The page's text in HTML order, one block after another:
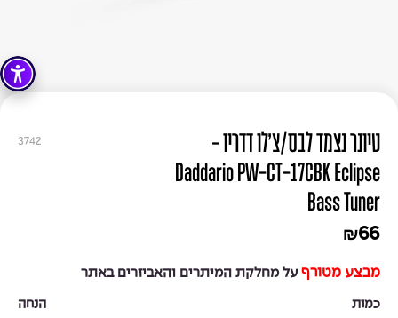
3742
טיונר נצמד לבס/צ'לו דדריו -
Daddario PW-CT-17CBK Eclipse
Bass Tuner
₪66
מבצע מטורף על מחלקת המיתרים והאביזרים באתר
כמות הנחה